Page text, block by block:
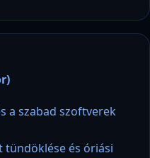
a szabad szoftverek
tündöklése és óriási